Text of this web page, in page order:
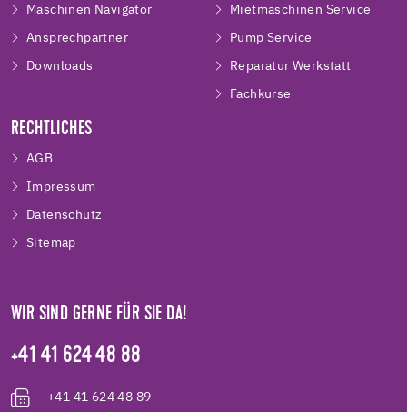
Maschinen Navigator
Ansprechpartner
Downloads
Mietmaschinen Service
Pump Service
Reparatur Werkstatt
Fachkurse
RECHTLICHES
AGB
Impressum
Datenschutz
Sitemap
WIR SIND GERNE FÜR SIE DA!
+41 41 624 48 88
+41 41 624 48 89